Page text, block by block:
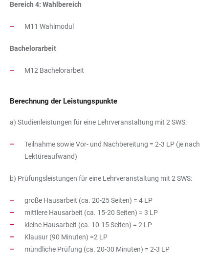
Bereich 4: Wahlbereich
M11 Wahlmodul
Bachelorarbeit
M12 Bachelorarbeit
Berechnung der Leistungspunkte
a) Studienleistungen für eine Lehrveranstaltung mit 2 SWS:
Teilnahme sowie Vor- und Nachbereitung = 2-3 LP (je nach
Lektüreaufwand)
b) Prüfungsleistungen für eine Lehrveranstaltung mit 2 SWS:
große Hausarbeit (ca. 20-25 Seiten) = 4 LP
mittlere Hausarbeit (ca. 15-20 Seiten) = 3 LP
kleine Hausarbeit (ca. 10-15 Seiten) = 2 LP
Klausur (90 Minuten) =2 LP
mündliche Prüfung (ca. 20-30 Minuten) = 2-3 LP